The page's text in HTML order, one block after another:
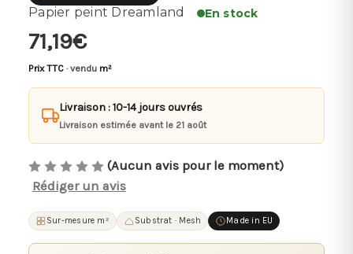
Papier peint Dreamland En stock
71,19€
Prix TTC · vendu m²
Livraison : 10-14 jours ouvrés
Livraison estimée avant le 21 août
(Aucun avis pour le moment)
Rédiger un avis
Sur-mesure m² Substrat · Mesh Made in EU